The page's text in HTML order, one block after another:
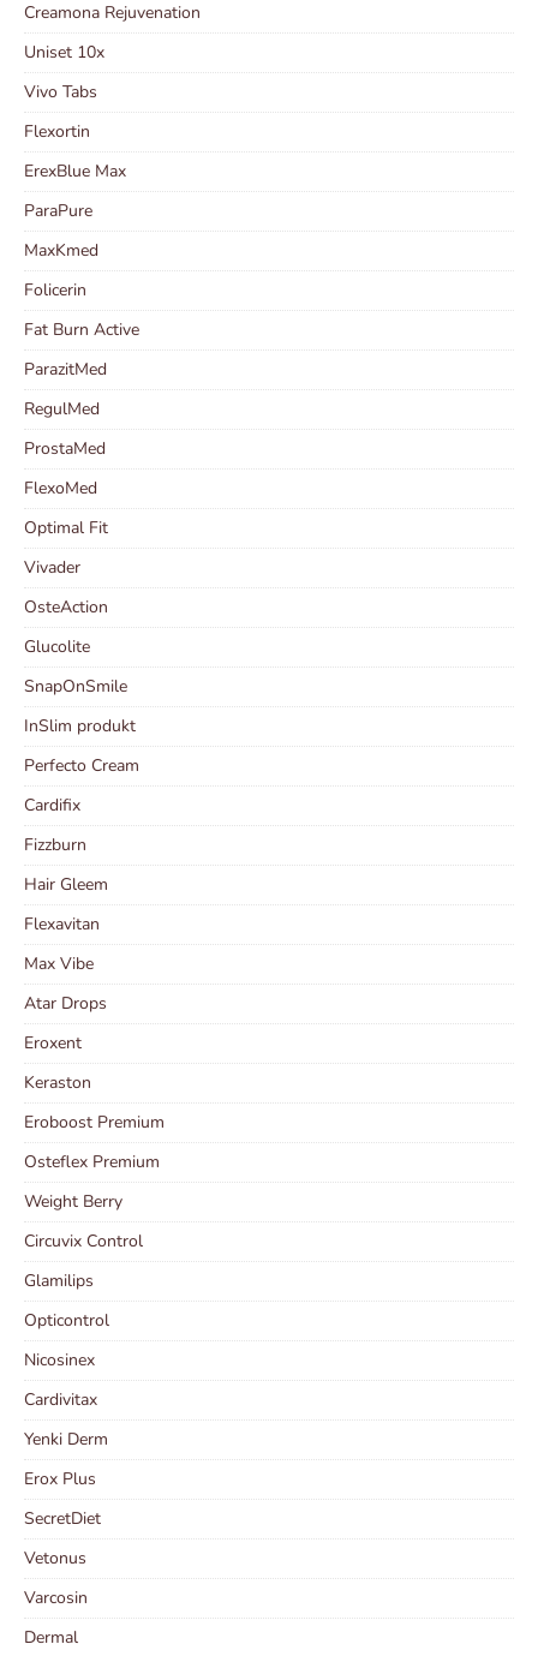
Creamona Rejuvenation
Uniset 10x
Vivo Tabs
Flexortin
ErexBlue Max
ParaPure
MaxKmed
Folicerin
Fat Burn Active
ParazitMed
RegulMed
ProstaMed
FlexoMed
Optimal Fit
Vivader
OsteAction
Glucolite
SnapOnSmile
InSlim produkt
Perfecto Cream
Cardifix
Fizzburn
Hair Gleem
Flexavitan
Max Vibe
Atar Drops
Eroxent
Keraston
Eroboost Premium
Osteflex Premium
Weight Berry
Circuvix Control
Glamilips
Opticontrol
Nicosinex
Cardivitax
Yenki Derm
Erox Plus
SecretDiet
Vetonus
Varcosin
Dermal